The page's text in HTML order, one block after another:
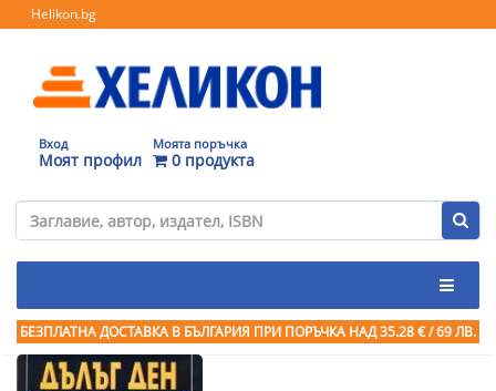
Helikon.bg
Вход
Моят профил
Моята поръчка
0 продукта
БЕЗПЛАТНА ДОСТАВКА В БЪЛГАРИЯ ПРИ ПОРЪЧКА НАД 35.28 € / 69 ЛВ.